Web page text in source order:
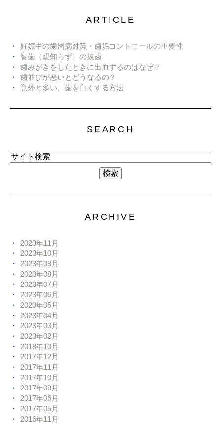
ARTICLE
妊娠中の歯周病対策・歯垢コントロールの重要性
智歯（親知らず）の抜歯
歯みがきをしたときに出血するのはなぜ？
歯並びが悪いとどうなるの？
意外と多い、歯を白くする方法
SEARCH
ARCHIVE
2023年11月
2023年10月
2023年09月
2023年08月
2023年07月
2023年06月
2023年05月
2023年04月
2023年03月
2023年02月
2018年10月
2017年12月
2017年11月
2017年10月
2017年09月
2017年06月
2017年05月
2016年11月